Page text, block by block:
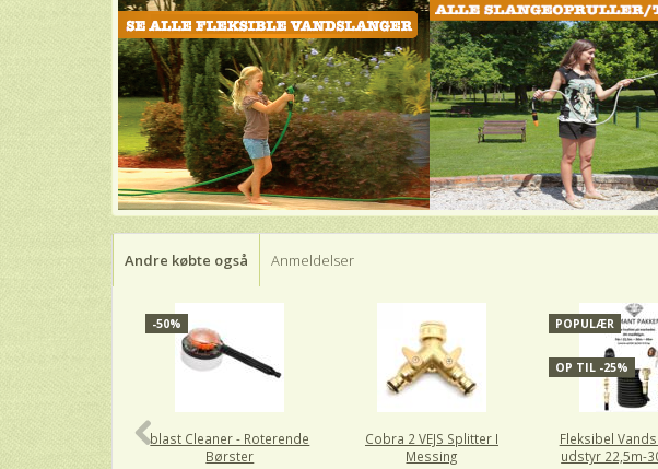
Andre købte også Anmeldelser
-50%
blast Cleaner - Roterende
Børster
Cobra 2 VEJS Splitter I
Messing
POPULÆR
OP TIL -25%
Fleksibel
udstyr 22,5m-